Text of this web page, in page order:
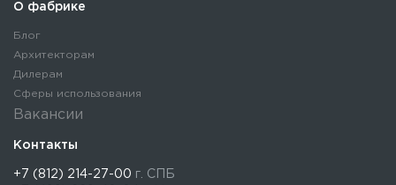
Контакты
+7 (812) 214-27-00 г. СПБ
О фабрике
Блог
Архитекторам
Дилерам
Сферы использования
Вакансии